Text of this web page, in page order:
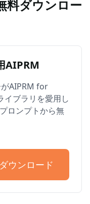
料ダウンロー
AIPRM
AIPRM for
イブラリを愛用し
ロンプトから無
ウンロード